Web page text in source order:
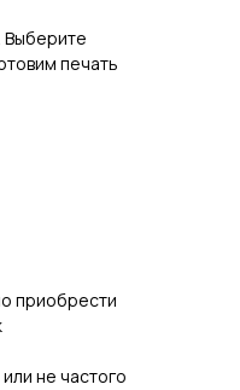
Выберите
печать
приобрести
не частого